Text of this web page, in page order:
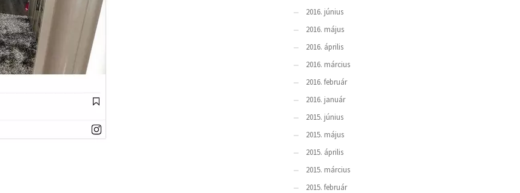
2016. június
2016. május
2016. április
2016. március
2016. február
2016. január
2015. június
2015. május
2015. április
2015. március
2015. február